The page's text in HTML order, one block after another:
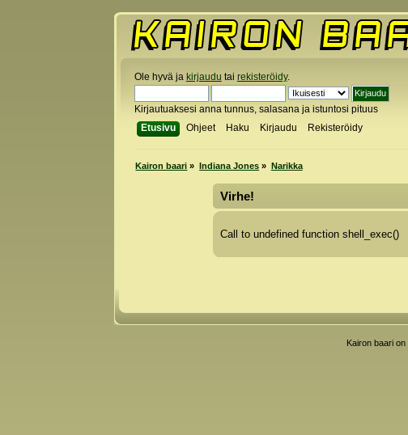
Ole hyvä ja kirjaudu tai rekisteröidy.
Kirjautuaksesi anna tunnus, salasana ja istuntosi pituus
Etusivu
Ohjeet Haku Kirjaudu Rekisteröidy
Kairon baari » Indiana Jones » Narikka
Virhe!
Call to undefined function shell_exec()
Kairon baari on